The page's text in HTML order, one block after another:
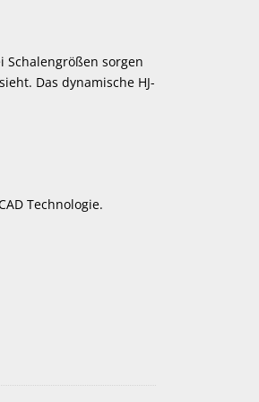
Schalengrößen sorgen
Das dynamische HJ-
Technologie.